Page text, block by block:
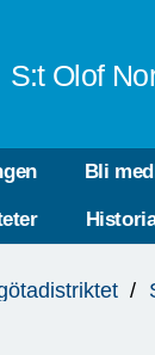
S:t Olof
Bli